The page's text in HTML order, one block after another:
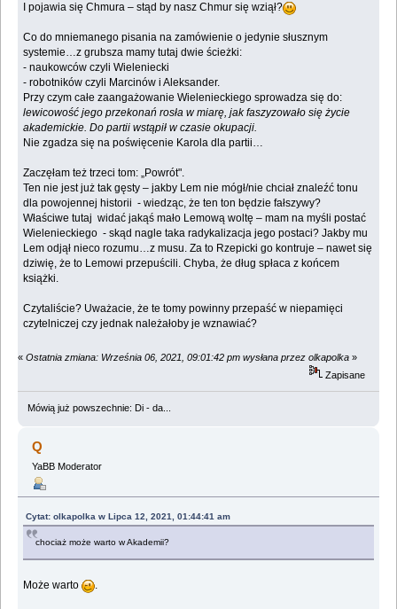
I pojawia się Chmura – stąd by nasz Chmur się wziął?
Co do mniemanego pisania na zamówienie o jedynie słusznym
systemie…z grubsza mamy tutaj dwie ścieżki:
- naukowców czyli Wieleniecki
- robotników czyli Marcinów i Aleksander.
Przy czym całe zaangażowanie Wielenieckiego sprowadza się do:
lewicowość jego przekonań rosła w miarę, jak faszyzowało się życie
akademickie. Do partii wstąpił w czasie okupacji.
Nie zgadza się na poświęcenie Karola dla partii…
Zaczęłam też trzeci tom: „Powrót".
Ten nie jest już tak gęsty – jakby Lem nie mógł/nie chciał znaleźć tonu
dla powojennej historii - wiedząc, że ten ton będzie fałszywy?
Właściwe tutaj widać jakąś mało Lemową woltę – mam na myśli postać
Wielenieckiego - skąd nagle taka radykalizacja jego postaci? Jakby mu
Lem odjął nieco rozumu…z musu. Za to Rzepicki go kontruje – nawet się
dziwię, że to Lemowi przepuścili. Chyba, że dług spłaca z końcem
książki.
Czytaliście? Uważacie, że te tomy powinny przepaść w niepamięci
czytelniczej czy jednak należałoby je wznawiać?
« Ostatnia zmiana: Września 06, 2021, 09:01:42 pm wysłana przez olkapolka »
Zapisane
Mówią już powszechnie: Di - da...
Q
YaBB Moderator
Cytat: olkapolka w Lipca 12, 2021, 01:44:41 am
chociaż może warto w Akademii?
Może warto .